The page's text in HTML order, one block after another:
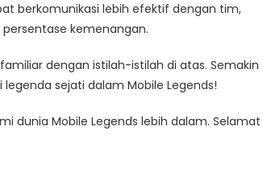
berkomunikasi lebih efektif dengan tim,
kemenangan.
dengan istilah-istilah di atas. Semakin
sejati dalam Mobile Legends!
dunia Mobile Legends lebih dalam. Selamat